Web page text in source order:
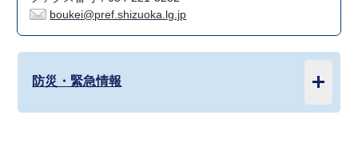
boukei@pref.shizuoka.lg.jp
防災・緊急情報